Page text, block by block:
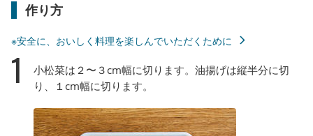
作り方
※安全に、おいしく料理を楽しんでいただくために
1
小松菜は２〜３cm幅に切ります。油揚げは縦半分に切
り、１cm幅に切ります。